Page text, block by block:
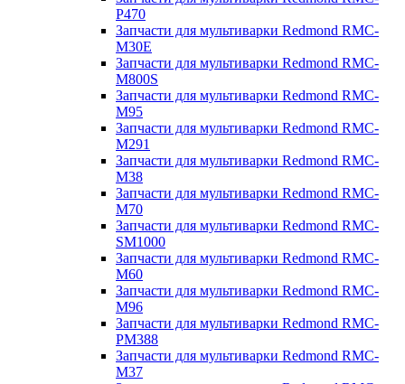
P470
Запчасти для мультиварки Redmond RMC-
M30E
Запчасти для мультиварки Redmond RMC-
M800S
Запчасти для мультиварки Redmond RMC-
M95
Запчасти для мультиварки Redmond RMC-
M291
Запчасти для мультиварки Redmond RMC-
M38
Запчасти для мультиварки Redmond RMC-
M70
Запчасти для мультиварки Redmond RMC-
SM1000
Запчасти для мультиварки Redmond RMC-
M60
Запчасти для мультиварки Redmond RMC-
M96
Запчасти для мультиварки Redmond RMC-
PM388
Запчасти для мультиварки Redmond RMC-
M37